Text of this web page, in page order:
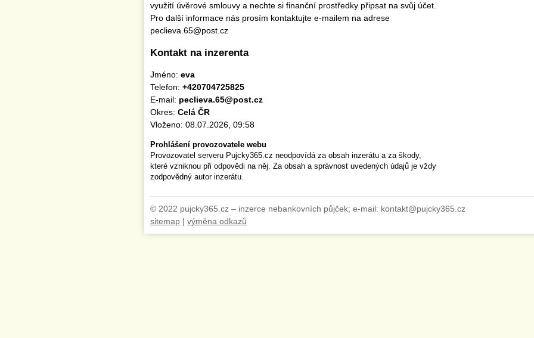
využití úvěrové smlouvy a nechte si finanční prostředky připsat na svůj účet.
Pro další informace nás prosím kontaktujte e-mailem na adrese
peclieva.65@post.cz
Kontakt na inzerenta
Jméno: eva
Telefon: +420704725825
E-mail: peclieva.65@post.cz
Okres: Celá ČR
Vloženo: 08.07.2026, 09:58
Prohlášení provozovatele webu
Provozovatel serveru Pujcky365.cz neodpovídá za obsah inzerátu a za škody,
které vzniknou při odpovědi na něj. Za obsah a správnost uvedených údajů je vždy
zodpovědný autor inzerátu.
© 2022 pujcky365.cz – inzerce nebankovních půjček; e-mail: kontakt@pujcky365.cz
sitemap | výměna odkazů